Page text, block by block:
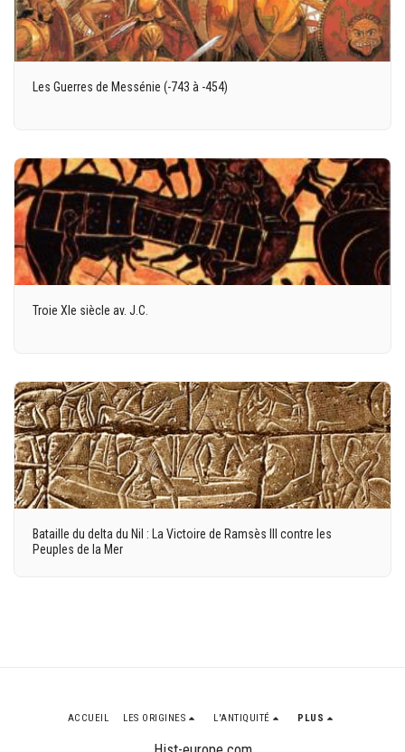
Les Guerres de Messénie (-743 à -454)
Troie XIe siècle av. J.C.
Bataille du delta du Nil : La Victoire de Ramsès III contre les
Peuples de la Mer
ACCUEIL LES ORIGINES L'ANTIQUITÉ PLUS